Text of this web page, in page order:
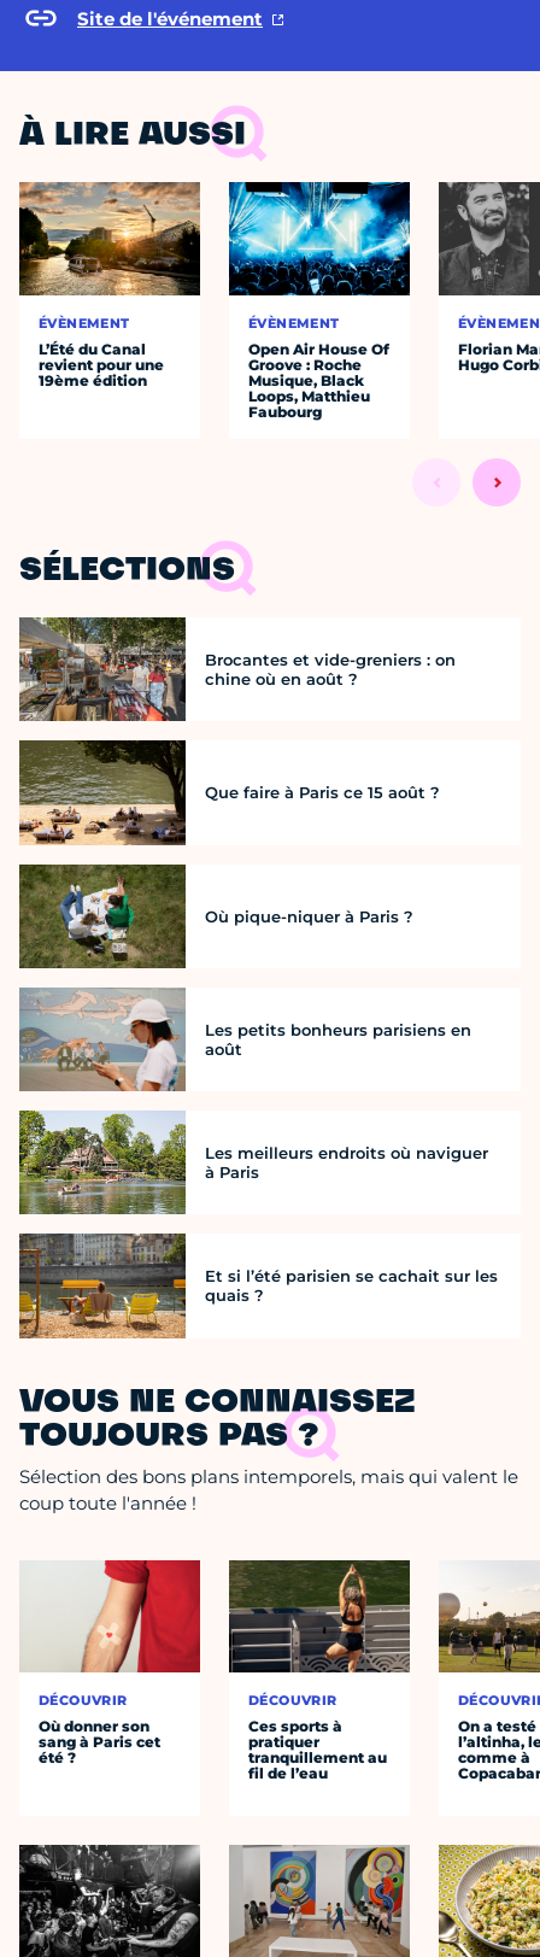
Site de l'événement
À LIRE AUSSI
ÉVÈNEMENT
L’Été du Canal
revient pour une
19ème édition
ÉVÈNEMENT
Open Air House Of
Groove : Roche
Musique, Black
Loops, Matthieu
Faubourg
Florian
Hugo
SÉLECTIONS
Brocantes et vide-greniers : on
chine où en août ?
Que faire à Paris ce 15 août ?
Où pique-niquer à Paris ?
Les petits bonheurs parisiens en
août
Les meilleurs endroits où naviguer
à Paris
Et si l’été parisien se cachait sur les
quais ?
VOUS NE CONNAISSEZ
TOUJOURS PAS ?
Sélection des bons plans intemporels, mais qui valent le
coup toute l'année !
DÉCOUVRIR
Où donner son
sang à Paris cet
été ?
DÉCOUVRIR
Ces sports à
pratiquer
tranquillement au
fil de l’eau
On a testé
l’altinha,
comme à